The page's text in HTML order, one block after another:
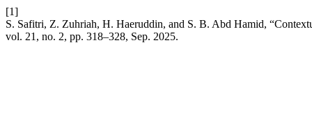
[1]
S. Safitri, Z. Zuhriah, H. Haeruddin, and S. B. Abd Hamid,
vol. 21, no. 2, pp. 318–328, Sep. 2025.